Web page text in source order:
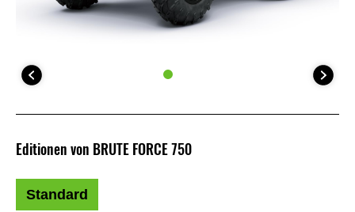
Editionen von BRUTE FORCE 750
Standard